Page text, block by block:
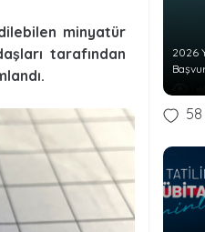
minyatür
tarafından
2026
58